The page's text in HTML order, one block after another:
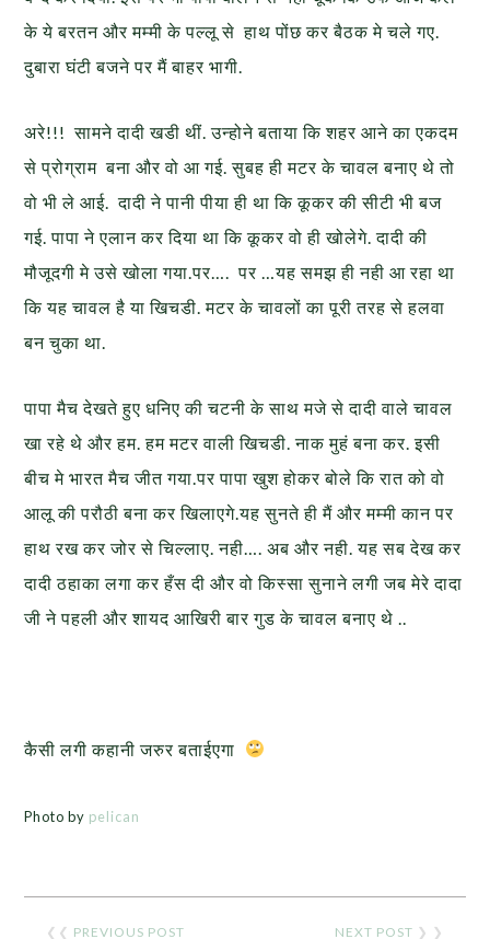
के ये बरतन और मम्मी के पल्लू से हाथ पोंछ कर बैठक मे चले गए.
दुबारा घंटी बजने पर मैं बाहर भागी.
अरे!!! सामने दादी खडी थीं. उन्होने बताया कि शहर आने का एकदम
से प्रोग्राम बना और वो आ गई. सुबह ही मटर के चावल बनाए थे तो
वो भी ले आई.
दादी ने पानी पीया ही था कि कूकर की सीटी भी बज
गई. पापा ने एलान कर दिया था कि कूकर वो ही खोलेगे. दादी की
मौजूदगी मे उसे खोला गया.पर…. पर …यह समझ ही नही आ रहा था
कि यह चावल है या खिचडी. मटर के चावलों का पूरी तरह से हलवा
बन चुका था.
पापा मैच देखते हुए धनिए की चटनी के साथ मजे से दादी वाले चावल
खा रहे थे और हम. हम मटर वाली खिचडी. नाक मुहं बना कर. इसी
बीच मे भारत मैच जीत गया.पर पापा खुश होकर बोले कि रात को वो
आलू की परौठी बना कर खिलाएगे.यह सुनते ही मैं और मम्मी कान पर
हाथ रख कर जोर से चिल्लाए. नही…. अब और नही. यह सब देख कर
दादी ठहाका लगा कर हँस दी और वो किस्सा सुनाने लगी जब मेरे दादा
जी ने पहली और शायद आखिरी बार गुड के चावल बनाए थे ..
कैसी लगी कहानी जरुर बताईएगा
Photo by pelican
❮❮ PREVIOUS POST NEXT POST ❯ ❯